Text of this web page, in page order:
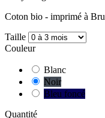
Coton bio - imprimé à
Taille
Couleur
Blanc
Noir
Bleu foncé
Quantité